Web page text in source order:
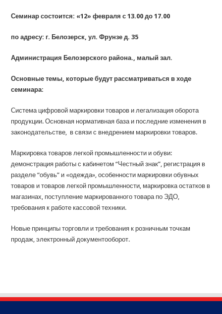
Семинар состоится: «12» февраля с 13.00 до 17.00
по адресу: г. Белозерск, ул. Фрунзе д. 35
Администрация Белозерского района., малый зал.
Основные темы, которые будут рассматриваться в ходе
семинара:
Система цифровой маркировки товаров и легализация оборота
продукции. Основная нормативная база и последние изменения в
законодательстве, в связи с внедрением маркировки товаров.
Маркировка товаров легкой промышленности и обуви:
демонстрация работы с кабинетом “Честный знак”, регистрация в
разделе “обувь” и «одежда», особенности маркировки обувных
товаров и товаров легкой промышленности, маркировка остатков в
магазинах, поступление маркированного товара по ЭДО,
требования к работе кассовой техники.
Новые принципы торговли и требования к розничным точкам
продаж, электронный документооборот.